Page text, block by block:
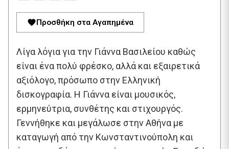
Προσθήκη στα Αγαπημένα
Λίγα λόγια για την Γιάννα Βασιλείου καθώς
είναι ένα πολύ φρέσκο, αλλά και εξαιρετικά
αξιόλογο, πρόσωπο στην Ελληνική
δισκογραφία. Η Γιάννα είναι μουσικός,
ερμηνεύτρια, συνθέτης και στιχουργός.
Γεννήθηκε και μεγάλωσε στην Αθήνα με
καταγωγή από την Κωνσταντινούπολη και